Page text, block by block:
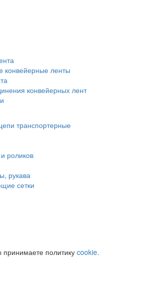
конвейерные ленты
конвейерных лент
транспортерные
роликов
рукава
сетки
принимаете политику cookie.